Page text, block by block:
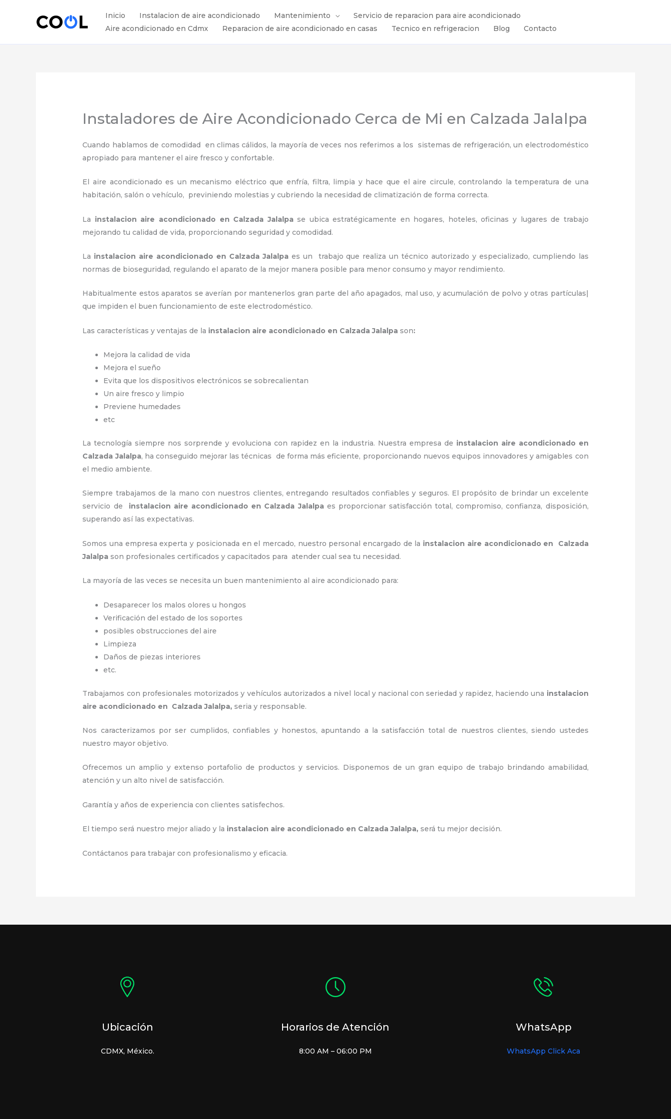
Inicio Instalacion de aire acondicionado Mantenimiento
Servicio de reparacion para aire acondicionado
Aire acondicionado en Cdmx
Reparacion de aire acondicionado en casas Tecnico en refrigeracion Blog Contacto
Instaladores de Aire Acondicionado Cerca de Mi en Calzada Jalalpa
Cuando hablamos de comodidad en climas cálidos, la mayoría de veces nos referimos a los sistemas de refrigeración, un electrodoméstico
apropiado para mantener el aire fresco y confortable.
El aire acondicionado es un mecanismo eléctrico que enfría, filtra, limpia y hace que el aire circule, controlando la temperatura de una
habitación, salón o vehículo, previniendo molestias y cubriendo la necesidad de climatización de forma correcta.
La instalacion aire acondicionado en Calzada Jalalpase ubica estratégicamente en hogares, hoteles, oficinas y lugares de trabajo
mejorando tu calidad de vida, proporcionando seguridad y comodidad.
La instalacion aire acondicionado en Calzada Jalalpa es un
trabajo que realiza un técnico autorizado y especializado, cumpliendo las
normas de bioseguridad, regulando el aparato de la mejor manera posible para menor consumo y mayor rendimiento.
Habitualmente estos aparatos se averían por mantenerlos gran parte del año apagados, mal uso, y acumulación de polvo y otras partículas|
que impiden el buen funcionamiento de este electrodoméstico.
Las características y ventajas de la instalacion aire acondicionado en Calzada Jalalpason:
Mejora la calidad de vida
Mejora el sueño
Evita que los dispositivos electrónicos se sobrecalientan
Un aire fresco y limpio
Previene humedades
etc
La tecnología siempre nos sorprende y evoluciona con rapidez en la industria. Nuestra empresa de instalacion aire acondicionado en
Calzada Jalalpa, ha conseguido mejorar las técnicas de forma más eficiente, proporcionando nuevos equipos innovadores y amigables con
el medio ambiente.
Siempre trabajamos de la mano con nuestros clientes, entregando resultados confiables y seguros. El propósito de brindar un excelente
servicio de instalacion aire acondicionado en Calzada Jalalpa es proporcionar satisfacción total, compromiso, confianza, disposición,
superando así las expectativas.
Somos una empresa experta y posicionada en el mercado, nuestro personal encargado de la instalacion aire acondicionado en Calzada
Jalalpa son profesionales certificados y capacitados para atender cual sea tu necesidad.
La mayoría de las veces se necesita un buen mantenimiento al aire acondicionado para:
Desaparecer los malos olores u hongos
Verificación del estado de los soportes
posibles obstrucciones del aire
Limpieza
Daños de piezas interiores
etc.
Trabajamos con profesionales motorizados y vehículos autorizados a nivel local y nacional con seriedad y rapidez, haciendo una instalacion
aire acondicionado en Calzada Jalalpa,seria y responsable.
Nos caracterizamos por ser cumplidos, confiables y honestos, apuntando a la satisfacción total de nuestros clientes, siendo ustedes
nuestro mayor objetivo.
Ofrecemos un amplio y extenso portafolio de productos y servicios. Disponemos de un gran equipo de trabajo brindando amabilidad,
atención y un alto nivel de satisfacción.
Garantía y años de experiencia con clientes satisfechos.
El tiempo será nuestro mejor aliado y la instalacion aire acondicionado en Calzada Jalalpa,será tu mejor decisión.
Contáctanos para trabajar con profesionalismo y eficacia.
Ubicación
CDMX, México.
Horarios de Atención
8:00 AM – 06:00 PM
WhatsApp
WhatsApp Click Aca